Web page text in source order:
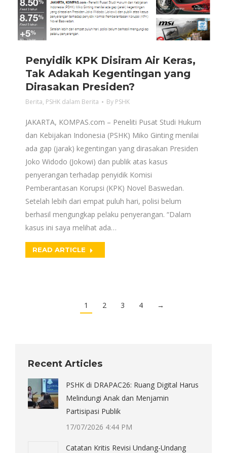
Penyidik KPK Disiram Air Keras,
Tak Adakah Kegentingan yang
Dirasakan Presiden?
Berita, PSHK dalam Berita By PSHK
JAKARTA, KOMPAS.com – Peneliti Pusat Studi Hukum
dan Kebijakan Indonesia (PSHK) Miko Ginting menilai
ada gap (jarak) kegentingan yang dirasakan Presiden
Joko Widodo (Jokowi) dan publik atas kasus
penyerangan terhadap penyidik Komisi
Pemberantasan Korupsi (KPK) Novel Baswedan.
Setelah lebih dari empat puluh hari, polisi belum
berhasil mengungkap pelaku penyerangan. “Dalam
kasus ini saya melihat ada…
READ ARTICLE
1 2 3 4 →
Recent Articles
PSHK di DRAPAC26: Ruang Digital Harus
Melindungi Anak dan Menjamin
Partisipasi Publik
17/07/2026 4:44 PM
Catatan Kritis Revisi Undang-Undang